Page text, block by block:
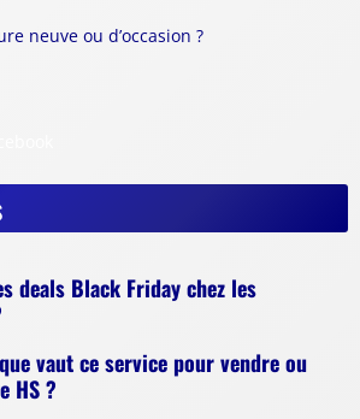
neuve ou d’occasion ?
deals Black Friday chez les
vaut ce service pour vendre ou
HS ?